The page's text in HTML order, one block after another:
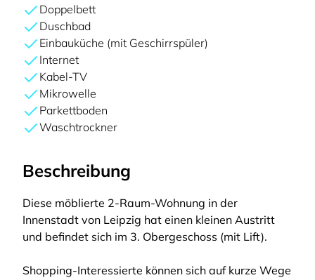
Doppelbett
Duschbad
Einbauküche (mit Geschirrspüler)
Internet
Kabel-TV
Mikrowelle
Parkettboden
Waschtrockner
Beschreibung
Diese möblierte 2-Raum-Wohnung in der
Innenstadt von Leipzig hat einen kleinen Austritt
und befindet sich im 3. Obergeschoss (mit Lift).
Shopping-Interessierte können sich auf kurze Wege